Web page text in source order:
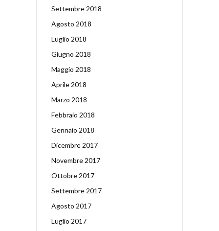
Settembre 2018
Agosto 2018
Luglio 2018
Giugno 2018
Maggio 2018
Aprile 2018
Marzo 2018
Febbraio 2018
Gennaio 2018
Dicembre 2017
Novembre 2017
Ottobre 2017
Settembre 2017
Agosto 2017
Luglio 2017